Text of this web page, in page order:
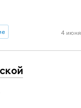
4 июня